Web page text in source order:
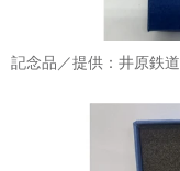
記念品／提供：井原鉄道